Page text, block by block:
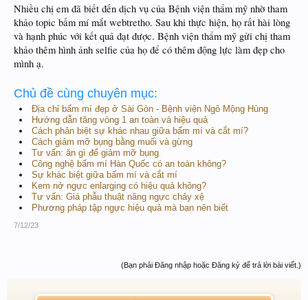
Nhiều chị em đã biết đến dịch vụ của Bệnh viện thẩm mỹ nhờ tham
khảo topic bấm mí mắt webtretho. Sau khi thực hiện, họ rất hài lòng
và hạnh phúc với kết quả đạt được. Bệnh viện thẩm mỹ gửi chị tham
khảo thêm hình ảnh selfie của họ để có thêm động lực làm đẹp cho
mình ạ.
Chủ đề cùng chuyên mục:
Địa chỉ bấm mí đẹp ở Sài Gòn - Bệnh viện Ngô Mộng Hùng
Hướng dẫn tăng vòng 1 an toàn và hiệu quả
Cách phân biệt sự khác nhau giữa bấm mí và cắt mí?
Cách giảm mỡ bụng bằng muối và gừng
Tư vấn: ăn gì để giảm mỡ bụng
Công nghệ bấm mí Hàn Quốc có an toàn không?
Sự khác biệt giữa bấm mí và cắt mí
Kem nở ngực enlarging có hiệu quả không?
Tư vấn: Giá phẫu thuật nâng ngực chảy xệ
Phương pháp tập ngực hiệu quả mà bạn nên biết
7/12/23
(Bạn phải Đăng nhập hoặc Đăng ký để trả lời bài viết.)